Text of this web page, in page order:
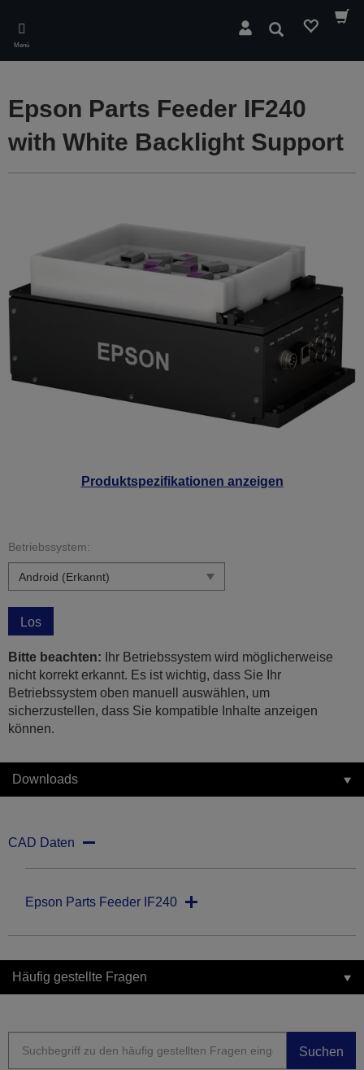
main
content
Menü
Suchen
Produktspezifikationen anzeigen
Epson Parts Feeder IF240
with White Backlight Support
Betriebssystem:
Los
Bitte beachten: Ihr Betriebssystem wird möglicherweise
nicht korrekt erkannt. Es ist wichtig, dass Sie Ihr
Betriebssystem oben manuell auswählen, um
sicherzustellen, dass Sie kompatible Inhalte anzeigen
können.
Downloads
CAD Daten
Epson Parts Feeder IF240
Häufig gestellte Fragen
Suchen